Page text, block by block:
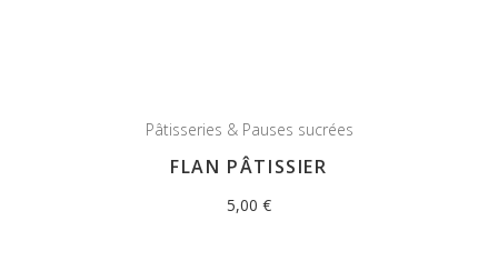
Pâtisseries & Pauses sucrées
FLAN PÂTISSIER
5,00 €